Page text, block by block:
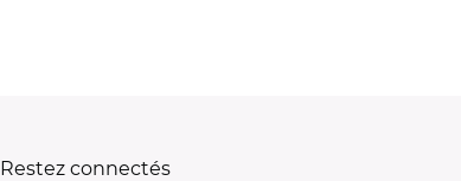
Restez connectés